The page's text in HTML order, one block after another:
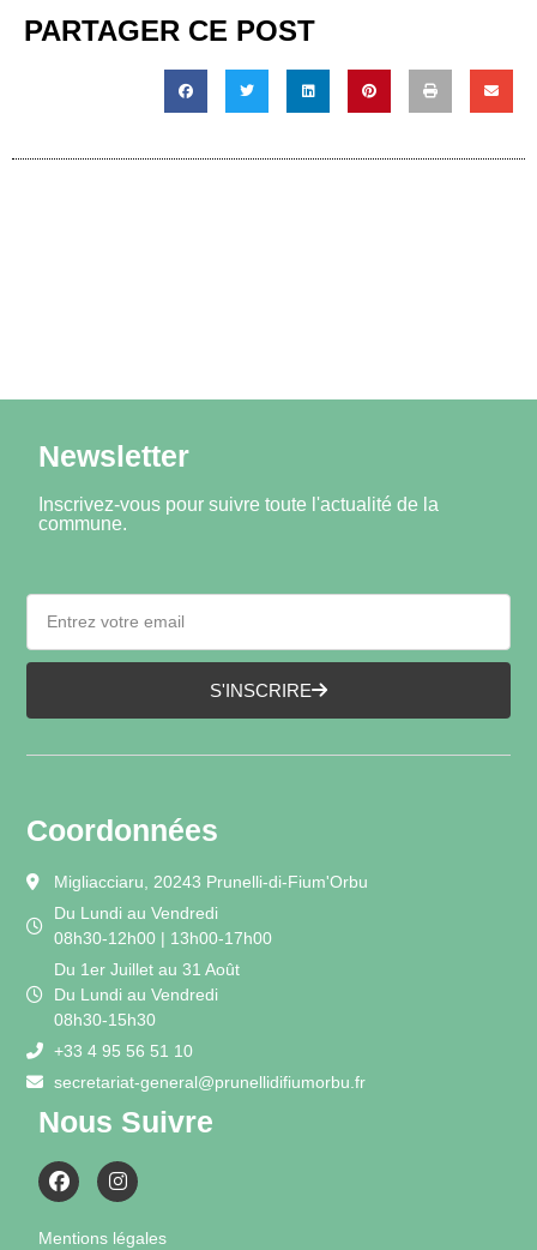
PARTAGER CE POST
Newsletter
Inscrivez-vous pour suivre toute l'actualité de la
commune.
S'INSCRIRE
Coordonnées
Migliacciaru, 20243 Prunelli-di-Fium'Orbu
Du Lundi au Vendredi
08h30-12h00 | 13h00-17h00
Du 1er Juillet au 31 Août
Du Lundi au Vendredi
08h30-15h30
+33 4 95 56 51 10
secretariat-general@prunellidifiumorbu.fr
Nous Suivre
Mentions légales